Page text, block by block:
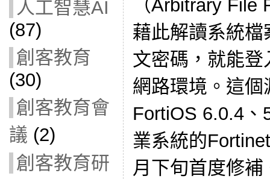
人工智慧AI
(87)
創客教育
(30)
創客教育會
議 (2)
創客教育研
（Arbitrary File
藉此解讀系統
文密碼，就能
網路環境。這
FortiOS 6.0.4
業系統的
月下旬首度修補